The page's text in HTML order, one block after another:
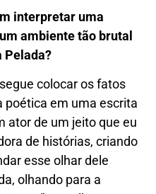
interpretar uma
ambiente tão brutal
Pelada?
colocar os fatos
poética em uma escrita
ator de um jeito que eu
de histórias, criando
esse olhar dele
olhando para a